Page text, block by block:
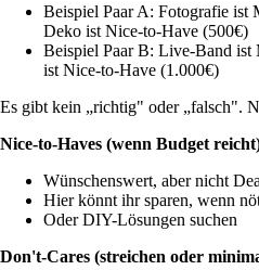
Beispiel Paar A: Fotografie ist
Deko ist Nice-to-Have (500€)
Beispiel Paar B: Live-Band ist
ist Nice-to-Have (1.000€)
Es gibt kein „richtig" oder „falsch".
Nice-to-Haves (wenn Budget
Wünschenswert, aber nicht
Hier könnt ihr sparen, wenn
Oder DIY-Lösungen suchen
Don't-Cares (streichen oder